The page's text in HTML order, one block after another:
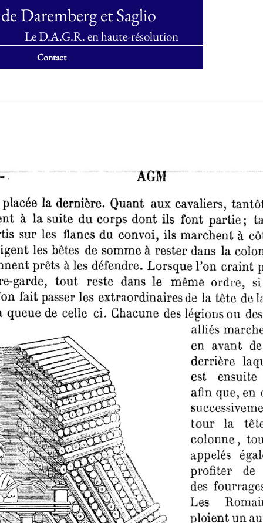
Daremberg et Saglio
Le D.A.G.R. en haute-résolution
Contact